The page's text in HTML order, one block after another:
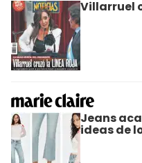
Villarruel
Jeans
ideas de